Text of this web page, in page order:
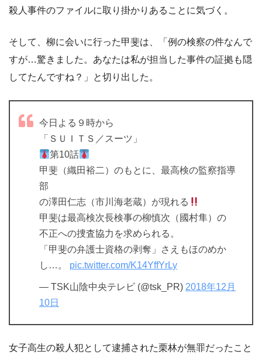
殺人事件のファイルに取り掛かりあることに気づく。
そして、柳に会いに行った甲斐は、「例の検察の件なんで
すが…驚きました。あなたは私が担当した事件の証拠も隠
してたんですね？」と切り出した。
今日よる９時から
「ＳＵＩＴＳ／スーツ」
第10話
甲斐（織田裕二）のもとに、最高検の監察指導
部
の澤田仁志（市川海老蔵）が現れる
甲斐は最高検次長検事の柳慎次（國村隼）の
不正への捜査協力を求められる。
「甲斐の弁護士資格の剥奪」さえもほのめか
し…。 pic.twitter.com/K14YffYrLy
— TSK山陰中央テレビ (@tsk_PR) 2018年12月
10日
女子高生の殺人犯として逮捕された栗林が無罪だったこと